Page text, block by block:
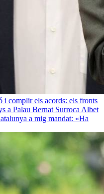
i complir els acords: els fronts
a Palau Bernat Surroca Albet
a mig mandat: «Ha